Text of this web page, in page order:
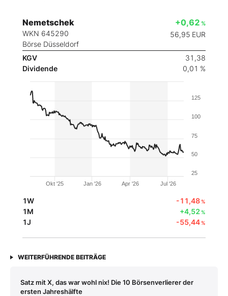
Nemetschek
WKN 645290
Börse Düsseldorf
+0,62 %
56,95 EUR
KGV
31,38
Dividende
0,01 %
Okt '25 Jan '26 Apr '26 Jul '26
25
50
75
100
125
1W -11,48%
1M +4,52%
1J -55,44%
WEITERFÜHRENDE BEITRÄGE
Satz mit X, das war wohl nix! Die 10 Börsenverlierer der
ersten Jahreshälfte